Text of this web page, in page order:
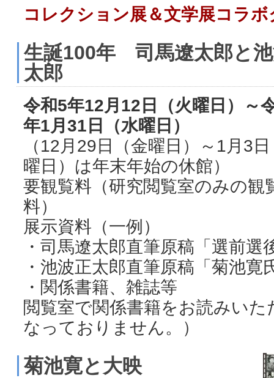
コレクション展＆文学展コラ
生誕100年 司馬遼太郎と
太郎
令和5年12月12日（火曜日）～
年1月31日（水曜日）
（12月29日（金曜日）～1月3
曜日）は年末年始の休館）
要観覧料（研究閲覧室のみの観
料）
展示資料（一例）
・司馬遼太郎直筆原稿「選前選
・池波正太郎直筆原稿「菊池寛
・関係書籍、雑誌等
閲覧室で関係書籍をお読みい
なっておりません。）
菊池寛と大映